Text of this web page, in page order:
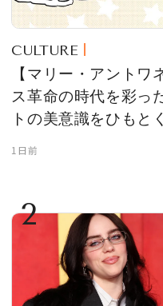
CULTURE
【マリー・アントワ
ス革命の時代を彩っ
トの美意識をひもとく
1日前
2